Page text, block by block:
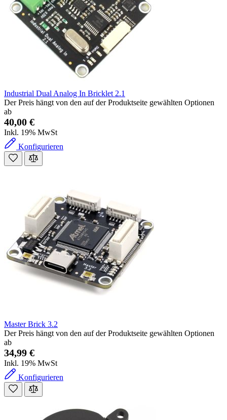
Industrial Dual Analog In Bricklet 2.1
Der Preis hängt von den auf der Produktseite gewählten Optionen
ab
40,00 €
Inkl. 19% MwSt
Konfigurieren
Master Brick 3.2
Der Preis hängt von den auf der Produktseite gewählten Optionen
ab
34,99 €
Inkl. 19% MwSt
Konfigurieren